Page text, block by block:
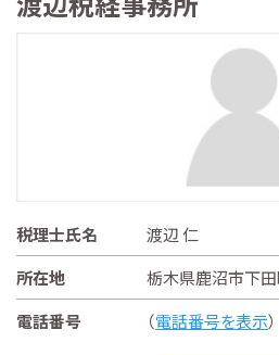
税理士氏名
渡辺 仁
所在地
栃木県鹿沼市下田
電話番号
（電話番号を表示）